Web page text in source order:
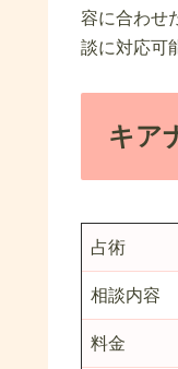
容に合わせ
談に対応可
キア
占術
相談内容
料金